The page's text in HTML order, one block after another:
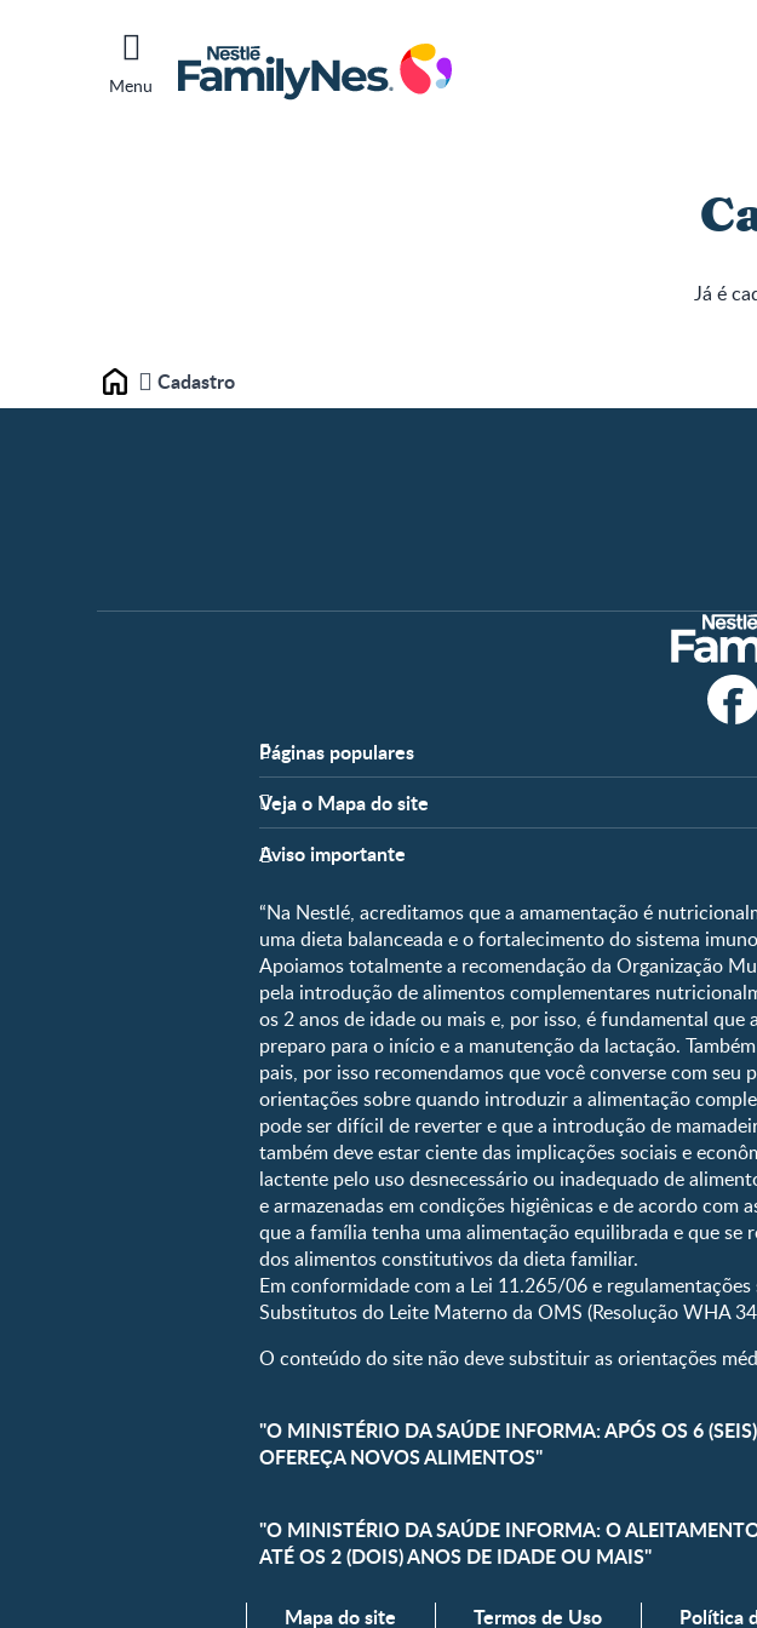
Menu
Já é
Home Cadastro
Páginas populares
Apoio
FAQ
Nossos Artigos
Fale conosco
Clube
Veja o Mapa do site
Fases
Pré-Concepção
Gravidez
Pós-Parto
0 a 5 meses
6 a 8 meses
9 a 12 meses
1 a 3 anos
Pré-escolar
Temas
Crescimento e
Ser Mãe e Pai
Nutrição,
Aviso importante
“Na Nestlé, acreditamos que a amamentação é
uma dieta balanceada e o fortalecimento do sistema
Apoiamos totalmente a recomendação da Organização
pela introdução de alimentos complementares
os 2 anos de idade ou mais e, por isso, é fundamental
preparo para o início e a manutenção da lactação.
pais, por isso recomendamos que você converse com
orientações sobre quando introduzir a alimentação
pode ser difícil de reverter e que a introdução de
também deve estar ciente das implicações sociais e
lactente pelo uso desnecessário ou inadequado de
e armazenadas em condições higiênicas e de acordo
que a família tenha uma alimentação equilibrada e que
dos alimentos constitutivos da dieta familiar.
Em conformidade com a Lei 11.265/06 e
Substitutos do Leite Materno da OMS (Resolução WHA
O conteúdo do site não deve substituir as orientações
"O MINISTÉRIO DA SAÚDE INFORMA: APÓS OS 6
OFEREÇA NOVOS ALIMENTOS"
"O MINISTÉRIO DA SAÚDE INFORMA: O
ATÉ OS 2 (DOIS) ANOS DE IDADE OU MAIS"
Mapa do site Termos de Uso Política